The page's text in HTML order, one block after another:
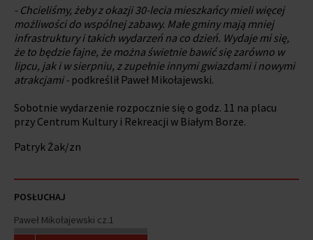
- Chcieliśmy, żeby z okazji 30-lecia mieszkańcy mieli więcej
możliwości do wspólnej zabawy. Małe gminy mają mniej
infrastruktury i takich wydarzeń na co dzień. Wydaje mi się,
że to będzie fajne, że można świetnie bawić się zarówno w
lipcu, jak i w sierpniu, z zupełnie innymi gwiazdami i nowymi
atrakcjami - podkreślił Paweł Mikołajewski.
Sobotnie wydarzenie rozpocznie się o godz. 11 na placu
przy Centrum Kultury i Rekreacji w Białym Borze.
Patryk Żak/zn
POSŁUCHAJ
Paweł Mikołajewski cz.1